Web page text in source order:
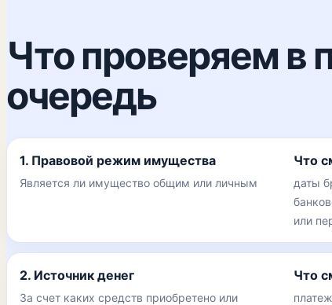
Что проверяем в
очередь
1. Правовой режим имущества
Является ли имущество общим или личным
Что
даты
или
2. Источник денег
За счет каких средств приобретено или
Что